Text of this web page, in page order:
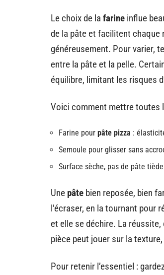
Le choix de la farine influe
de la pâte et facilitent chaque
généreusement. Pour varier,
entre la pâte et la pelle.
équilibre, limitant les risques
Voici comment mettre toutes
Farine pour pâte pizza :
Semoule pour glisser sans
Surface sèche, pas de pâte
Une pâte bien reposée, bien
l’écraser, en la tournant pour
et elle se déchire. La
pièce peut jouer sur la
Pour retenir l’essentiel :